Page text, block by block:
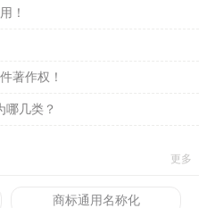
！
著作权！
哪几类？
更多
商标通用名称化